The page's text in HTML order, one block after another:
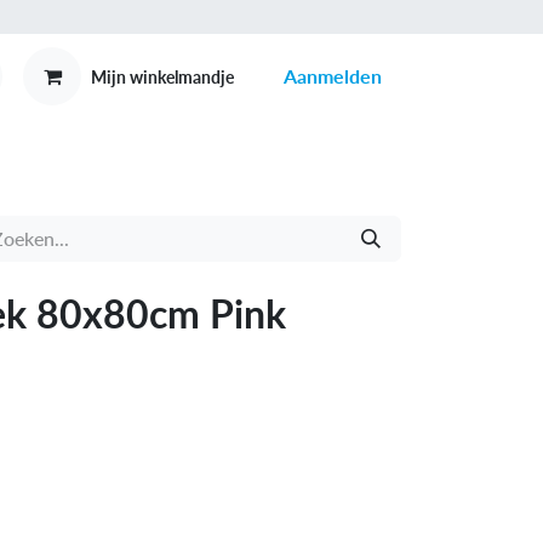
Mijn winkelmandje Aanmelden
80x80cm Pink